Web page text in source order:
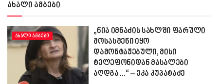
ახალი ამბები
ᲐᲮᲐᲚᲘ ᲐᲛᲑᲔᲑᲘ
„ნია იმნაძის სახლში ფარული
მოსასმენი იყო
დამონტაჟებული, მისი
ტელეფონიდან მასალები
აღდგა…“ – ეკა კუპატაძე